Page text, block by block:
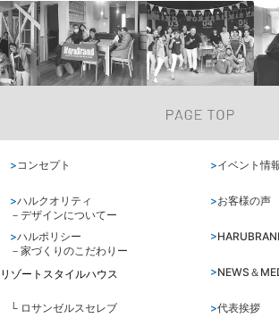
コンセプト イベント情
ハルクオリティ
－デザインについてー
お客様の声
ハルポリシー
－家づくりのこだわりー
リゾートスタイルハウス NEWS＆
└ ロサンゼルスセレブ 代表挨拶